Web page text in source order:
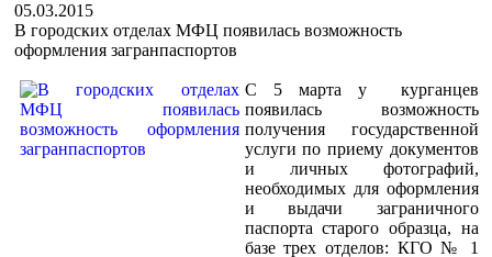
05.03.2015
В городских отделах МФЦ появилась возможность
оформления загранпаспортов
С 5 марта у курганцев
появилась возможность
получения государственной
услуги по приему документов
и личных фотографий,
необходимых для оформления
и выдачи заграничного
паспорта старого образца, на
базе трех отделов: КГО № 1